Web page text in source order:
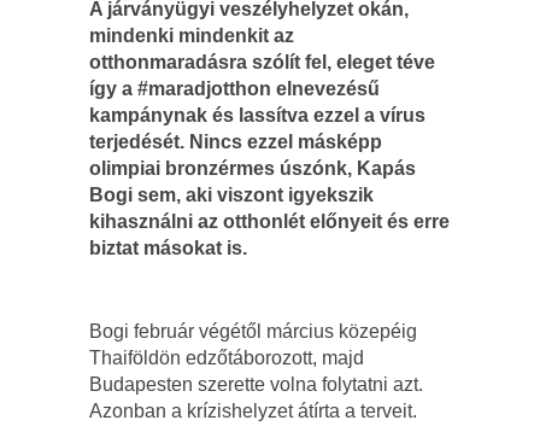
A járványügyi veszélyhelyzet okán,
mindenki mindenkit az
otthonmaradásra szólít fel, eleget téve
így a #maradjotthon elnevezésű
kampánynak és lassítva ezzel a vírus
terjedését. Nincs ezzel másképp
olimpiai bronzérmes úszónk, Kapás
Bogi sem, aki viszont igyekszik
kihasználni az otthonlét előnyeit és erre
biztat másokat is.
Bogi február végétől március közepéig
Thaiföldön edzőtáborozott, majd
Budapesten szerette volna folytatni azt.
Azonban a krízishelyzet átírta a terveit.